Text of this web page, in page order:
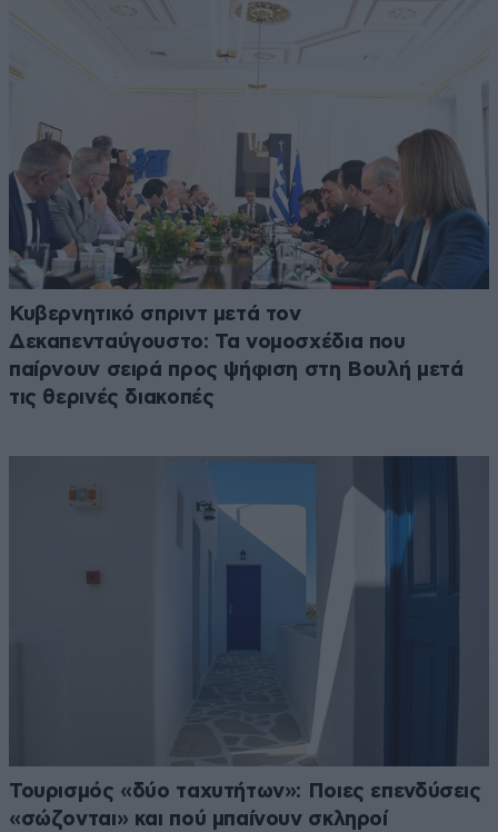
Κυβερνητικό σπριντ μετά τον
Δεκαπενταύγουστο: Τα νομοσχέδια που
παίρνουν σειρά προς ψήφιση στη Βουλή μετά
τις θερινές διακοπές
Τουρισμός «δύο ταχυτήτων»: Ποιες επενδύσεις
«σώζονται» και πού μπαίνουν σκληροί